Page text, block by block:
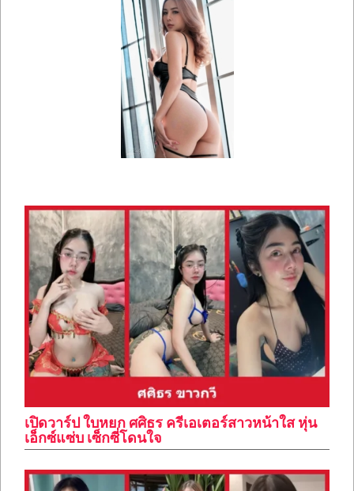
เปิดวาร์ป ใบหยก ศศิธร ครีเอเตอร์สาวหน้าใส หุ่น
เอ็กซ์แซ่บ เซ็กซี่โดนใจ